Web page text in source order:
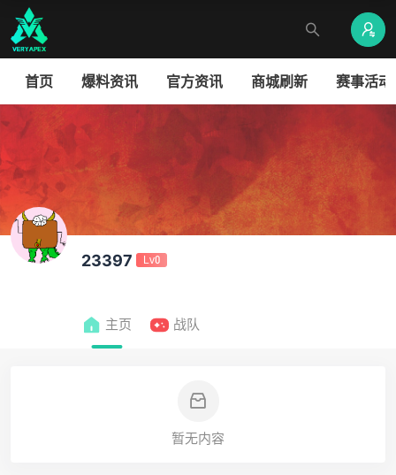
首页 爆料资讯 官方资讯 商城刷新 赛事活动
23397 Lv0
主页 战队
暂无内容